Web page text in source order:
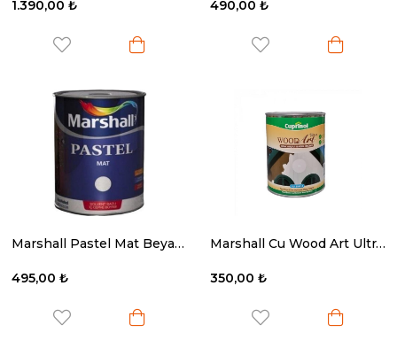
1.390,00 ₺ 490,00 ₺
Marshall Pastel Mat Beyaz 0.75 Lt.
495,00 ₺
Marshall Cu Wood Art Ultra Opak BW 1 Lt.
350,00 ₺